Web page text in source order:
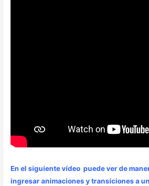
En el siguiente vídeo puede ver de
ingresar animaciones y transiciones a